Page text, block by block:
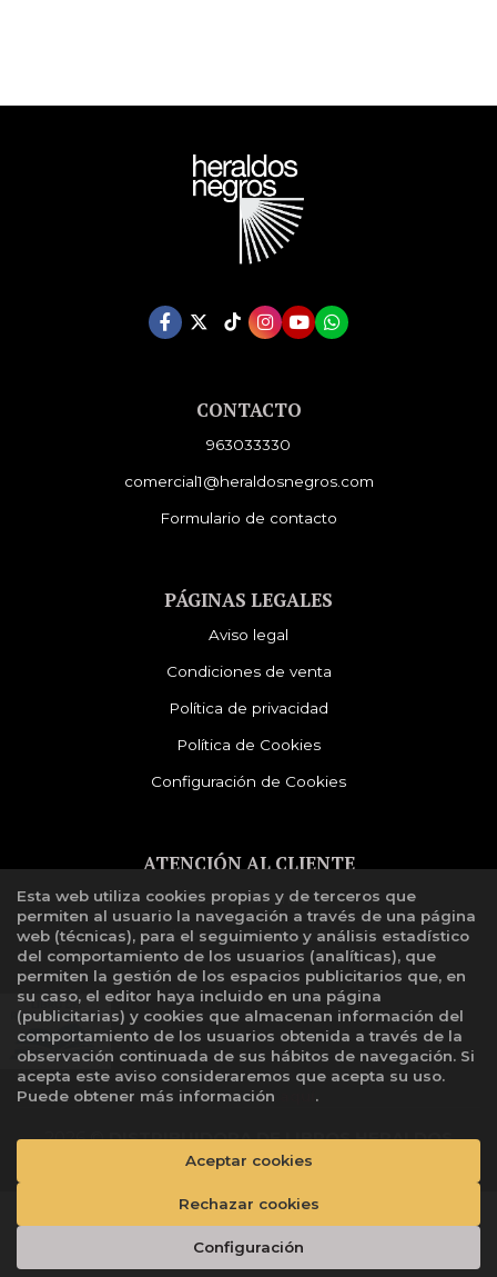
Añadir a mi cesta
CONTACTO
963033330
comercial1@heraldosnegros.com
Formulario de contacto
PÁGINAS LEGALES
Aviso legal
Condiciones de venta
Política de privacidad
Política de Cookies
Configuración de Cookies
ATENCIÓN AL CLIENTE
Quiénes somos
Libro de reclamaciones
2026 ©DISTRIBUIDORA DE LIBROS HERALDOS
. Todos los Derechos Reservados |
Esta web utiliza cookies propias y de terceros que
permiten al usuario la navegación a través de una página
web (técnicas), para el seguimiento y análisis estadístico
del comportamiento de los usuarios (analíticas), que
permiten la gestión de los espacios publicitarios que, en
su caso, el editor haya incluido en una página
(publicitarias) y cookies que almacenan información del
comportamiento de los usuarios obtenida a través de la
observación continuada de sus hábitos de navegación. Si
acepta este aviso consideraremos que acepta su uso.
Puede obtener más información
.
Configuración
Rechazar cookies
Aceptar cookies